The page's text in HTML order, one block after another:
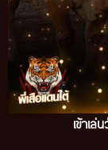
เข้าเ